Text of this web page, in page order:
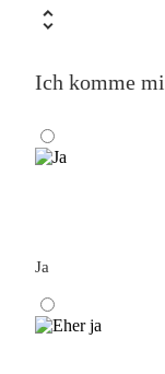
Ich komme
Ja